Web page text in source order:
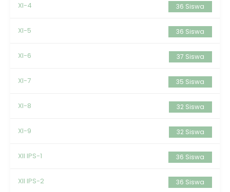
XI-4 36 Siswa
XI-5 36 Siswa
XI-6 37 Siswa
XI-7 35 Siswa
XI-8 32 Siswa
XI-9 32 Siswa
XII IPS-1 36 Siswa
XII IPS-2 36 Siswa